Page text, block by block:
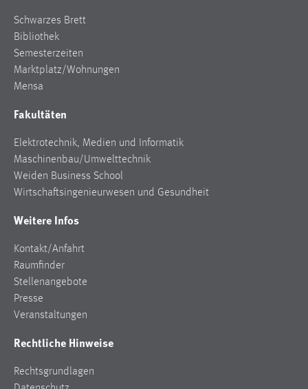
Schwarzes Brett
Bibliothek
Semesterzeiten
Marktplatz/Wohnungen
Mensa
Fakultäten
Elektrotechnik, Medien und Informatik
Maschinenbau/Umwelttechnik
Weiden Business School
Wirtschaftsingenieurwesen und Gesundheit
Weitere Infos
Kontakt/Anfahrt
Raumfinder
Stellenangebote
Presse
Veranstaltungen
Rechtliche Hinweise
Rechtsgrundlagen